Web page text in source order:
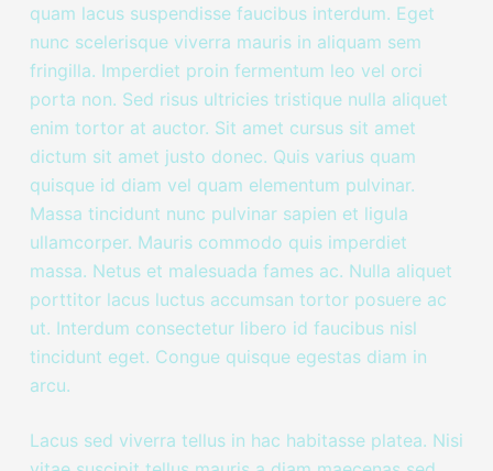
quam lacus suspendisse faucibus interdum. Eget
nunc scelerisque viverra mauris in aliquam sem
fringilla. Imperdiet proin fermentum leo vel orci
porta non. Sed risus ultricies tristique nulla aliquet
enim tortor at auctor. Sit amet cursus sit amet
dictum sit amet justo donec. Quis varius quam
quisque id diam vel quam elementum pulvinar.
Massa tincidunt nunc pulvinar sapien et ligula
ullamcorper. Mauris commodo quis imperdiet
massa. Netus et malesuada fames ac. Nulla aliquet
porttitor lacus luctus accumsan tortor posuere ac
ut. Interdum consectetur libero id faucibus nisl
tincidunt eget. Congue quisque egestas diam in
arcu.
Lacus sed viverra tellus in hac habitasse platea. Nisi